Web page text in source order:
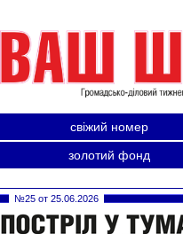
свіжий номер
золотий фонд
№25 от 25.06.2026